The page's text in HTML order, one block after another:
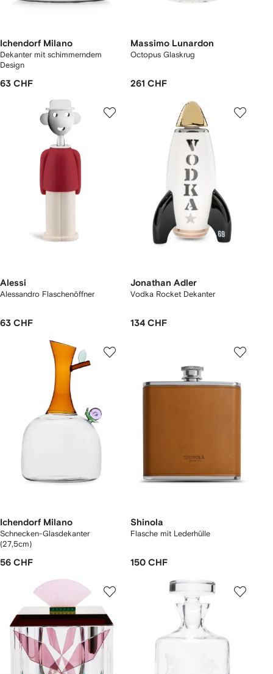
Ichendorf Milano
Dekanter mit schimmerndem
Design
63 CHF
Massimo Lunardon
Octopus Glaskrug
261 CHF
Alessi
Alessandro Flaschenöffner
63 CHF
Jonathan Adler
Vodka Rocket Dekanter
134 CHF
Ichendorf Milano
Schnecken-Glasdekanter
(27,5cm)
56 CHF
Shinola
Flasche mit Lederhülle
150 CHF